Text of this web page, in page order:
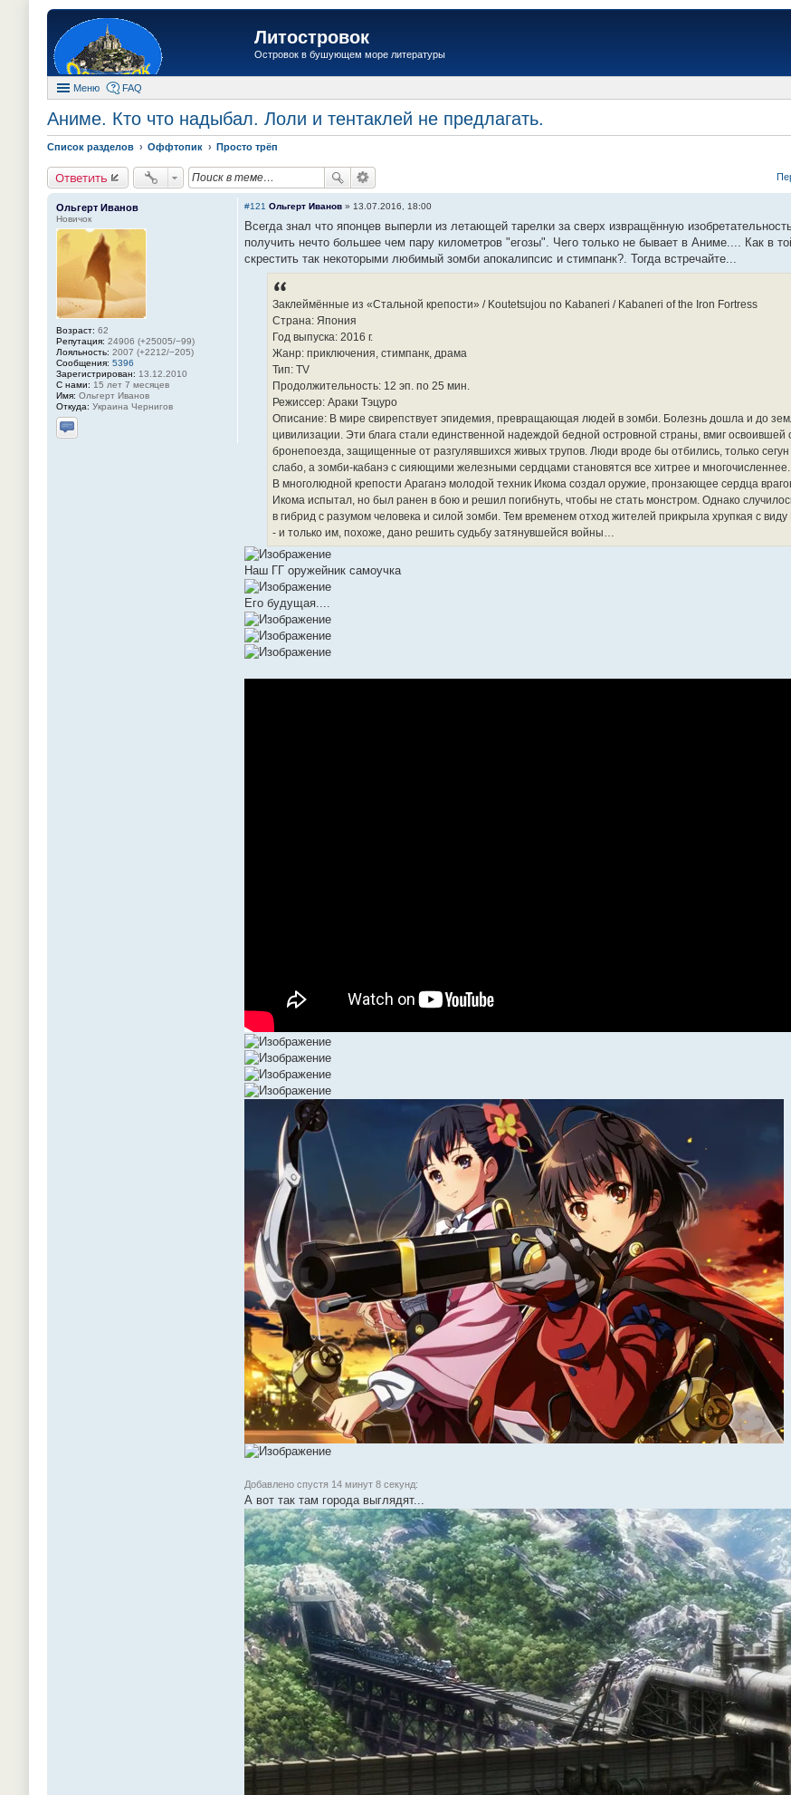
Литостровок
Островок в бушующем море литературы
Меню FAQ
Аниме. Кто что надыбал. Лоли и тентаклей не предлагать.
Список разделов Оффтопик Просто трёп
Ответить
Ольгерт Иванов
Новичок
Возраст: 62
Репутация: 24906 (+25005/−99)
Лояльность: 2007 (+2212/−205)
Сообщения: 5396
Зарегистрирован: 13.12.2010
С нами: 15 лет 7 месяцев
Имя: Ольгерт Иванов
Откуда: Украина Чернигов
Отправить личное сообщение
#121 Ольгерт Иванов » 13.07.2016, 18:00
Всегда знал что японцев выперли из летающей тарелки за сверх извращённую
получить нечто большее чем пару километров "егозы". Чего только не бывает в Аниме.... Как в
скрестить так некоторыми любимый зомби апокалипсис и стимпанк?. Тогда встречайте...
Заклеймённые из «Стальной крепости» / Koutetsujou no Kabaneri / Kabaneri of the Iron Fortress
Страна: Япония
Год выпуска: 2016 г.
Жанр: приключения, стимпанк, драма
Тип: TV
Продолжительность: 12 эп. по 25 мин.
Режиссер: Араки Тэцуро
Описание: В мире свирепствует эпидемия, превращающая людей в зомби. Болезнь дошла и до
цивилизации. Эти блага стали единственной надеждой бедной островной страны, вмиг
бронепоезда, защищенные от разгулявшихся живых трупов. Люди вроде бы отбились, только
слабо, а зомби-кабанэ с сияющими железными сердцами становятся все хитрее и многочисленнее.
В многолюдной крепости Араганэ молодой техник Икома создал оружие, пронзающее сердца
Икома испытал, но был ранен в бою и решил погибнуть, чтобы не стать монстром. Однако
в гибрид с разумом человека и силой зомби. Тем временем отход жителей прикрыла хрупкая с
- и только им, похоже, дано решить судьбу затянувшейся войны…
Наш ГГ оружейник самоучка
Его будущая....
Добавлено спустя 14 минут 8 секунд:
А вот так там города выглядят...